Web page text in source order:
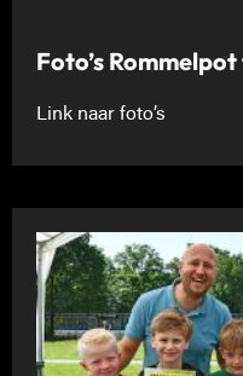
Foto’s
Link naar foto’s